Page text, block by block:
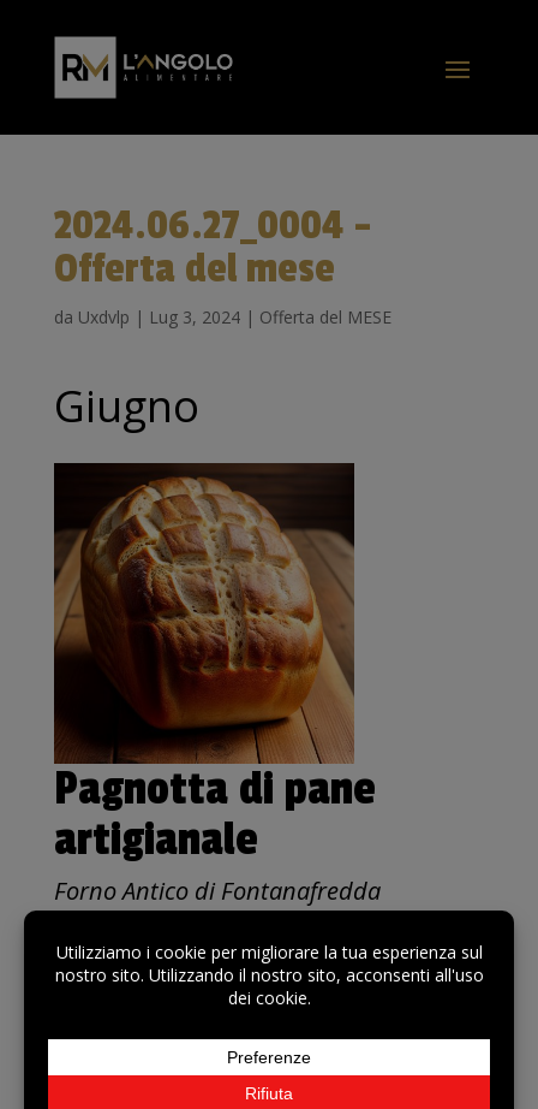
2024.06.27_0004 –
Offerta del mese
da Uxdvlp | Lug 3, 2024| Offerta del MESE
Giugno
Pagnotta di pane
artigianale
Forno Antico di Fontanafredda
€ 5,50
Pane artigianale di grano duro
affettato e confezionato fresco